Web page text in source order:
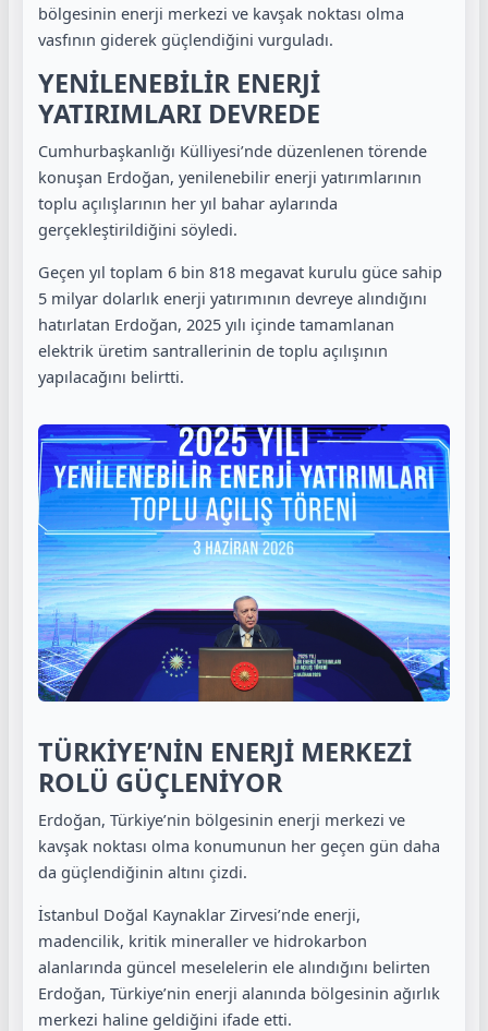
bölgesinin enerji merkezi ve kavşak noktası olma
vasfının giderek güçlendiğini vurguladı.
YENİLENEBİLİR ENERJİ
YATIRIMLARI DEVREDE
Cumhurbaşkanlığı Külliyesi’nde düzenlenen törende
konuşan Erdoğan, yenilenebilir enerji yatırımlarının
toplu açılışlarının her yıl bahar aylarında
gerçekleştirildiğini söyledi.
Geçen yıl toplam 6 bin 818 megavat kurulu güce sahip
5 milyar dolarlık enerji yatırımının devreye alındığını
hatırlatan Erdoğan, 2025 yılı içinde tamamlanan
elektrik üretim santrallerinin de toplu açılışının
yapılacağını belirtti.
TÜRKİYE’NİN ENERJİ MERKEZİ
ROLÜ GÜÇLENİYOR
Erdoğan, Türkiye’nin bölgesinin enerji merkezi ve
kavşak noktası olma konumunun her geçen gün daha
da güçlendiğinin altını çizdi.
İstanbul Doğal Kaynaklar Zirvesi’nde enerji,
madencilik, kritik mineraller ve hidrokarbon
alanlarında güncel meselelerin ele alındığını belirten
Erdoğan, Türkiye’nin enerji alanında bölgesinin ağırlık
merkezi haline geldiğini ifade etti.